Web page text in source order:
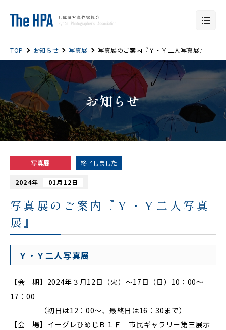
TOP お知らせ 写真展 写真展のご案内『Ｙ・Ｙ二人写真展』
お知らせ
写真展 終了しました
2024年 01月12日
写真展のご案内『Ｙ・Ｙ二人写真
展』
Ｙ・Ｙ二人写真展
【会 期】2024年３月12日（火）～17日（日）10：00～
17：00
（初日は12：00～、最終日は16：30まで）
【会 場】イーグレひめじＢ１Ｆ 市民ギャラリー第三展示